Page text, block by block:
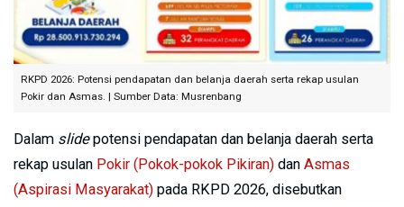
RKPD 2026: Potensi pendapatan dan belanja daerah serta rekap usulan
Pokir dan Asmas. | Sumber Data: Musrenbang
Dalam slidepotensi pendapatan dan belanja daerah serta
rekap usulan Pokir (Pokok-pokok Pikiran) dan Asmas
(Aspirasi Masyarakat) pada RKPD 2026, disebutkan